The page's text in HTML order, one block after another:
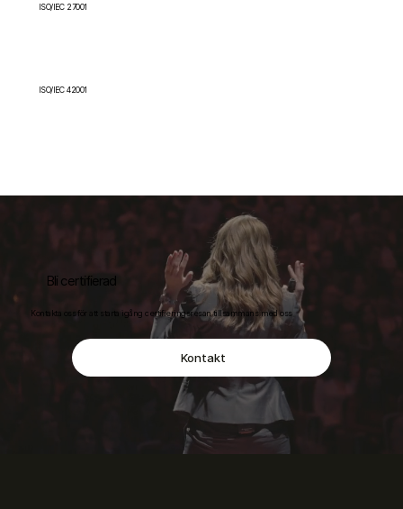
ISO/IEC 27001
ISO/IEC 42001
Bli certifierad
Kontakta oss för att starta igång certifieringsresan tillsammans med oss
Kontakt